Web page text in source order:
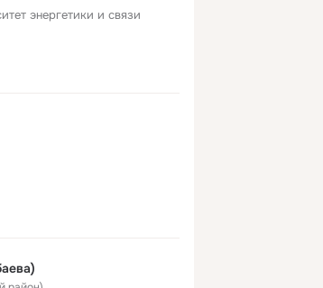
энергетики и связи